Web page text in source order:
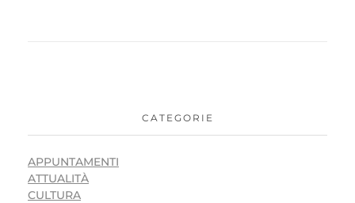
CATEGORIE
APPUNTAMENTI
ATTUALITÀ
CULTURA